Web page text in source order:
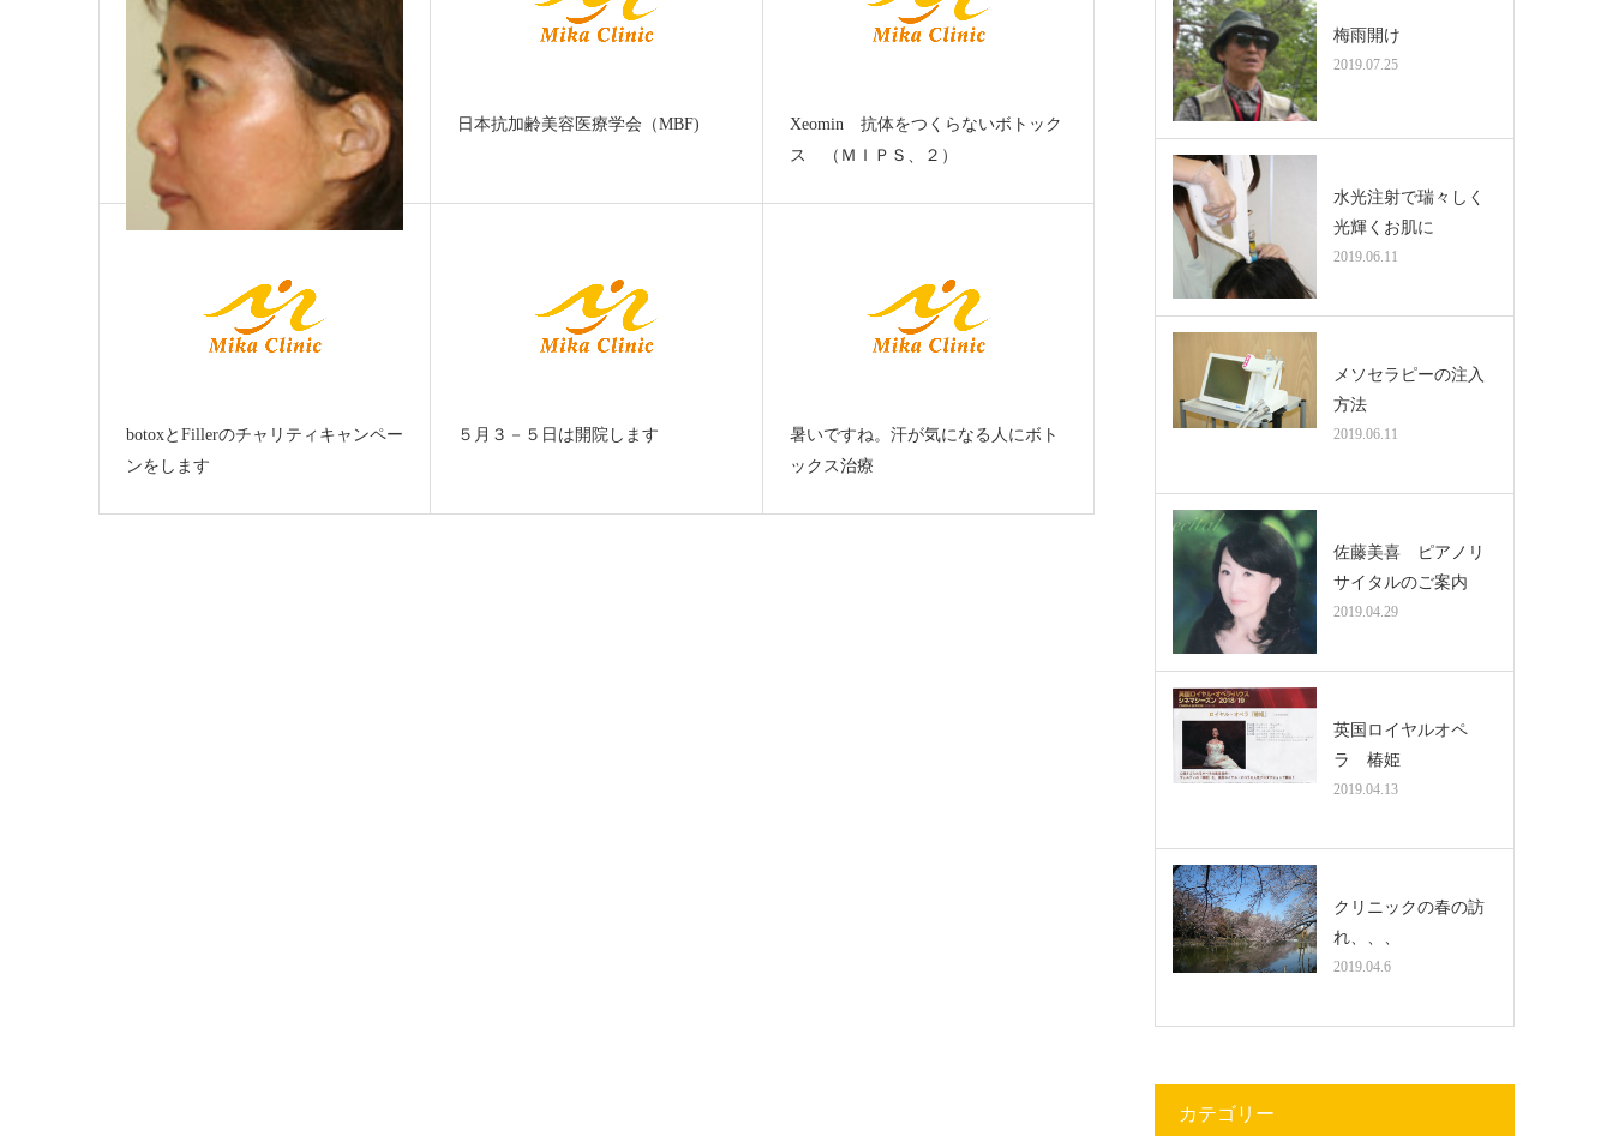
顎と鼻のラインを強調すると大人顔
日本抗加齢美容医療学会（MBF)
Xeomin 抗体をつくらないボトック
ス （ＭＩＰＳ、２）
botoxとFillerのチャリティキャンペー
ンをします
５月３－５日は開院します
暑いですね。汗が気になる人にボト
ックス治療
梅雨開け
2019.07.25
水光注射で瑞々しく
光輝くお肌に
2019.06.11
メソセラピーの注入
方法
2019.06.11
佐藤美喜 ピアノリ
サイタルのご案内
2019.04.29
英国ロイヤルオペ
ラ 椿姫
2019.04.13
クリニックの春の訪
れ、、、
2019.04.6
カテゴリー